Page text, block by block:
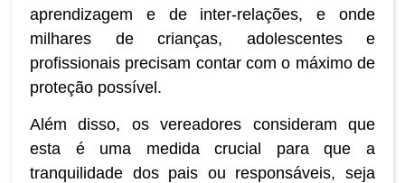
aprendizagem e de inter-relações, e onde
milhares de crianças, adolescentes e
profissionais precisam contar com o máximo de
proteção possível.
Além disso, os vereadores consideram que
esta é uma medida crucial para que a
tranquilidade dos pais ou responsáveis, seja